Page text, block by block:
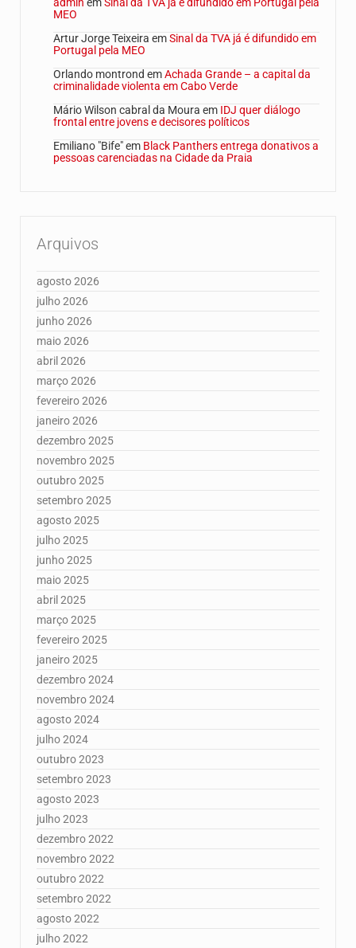
MEO
Artur Jorge Teixeira emSinal da TVA já é difundido em
Portugal pela MEO
Orlando montrond emAchada Grande – a capital da
criminalidade violenta em Cabo Verde
Mário Wilson cabral da Moura em IDJ quer diálogo
frontal entre jovens e decisores políticos
Emiliano "Bife"em Black Panthers entrega donativos a
pessoas carenciadas na Cidade da Praia
Arquivos
agosto 2026
julho 2026
junho 2026
maio 2026
abril 2026
março 2026
fevereiro 2026
janeiro 2026
dezembro 2025
novembro 2025
outubro 2025
setembro 2025
agosto 2025
julho 2025
junho 2025
maio 2025
abril 2025
março 2025
fevereiro 2025
janeiro 2025
dezembro 2024
novembro 2024
agosto 2024
julho 2024
outubro 2023
setembro 2023
agosto 2023
julho 2023
dezembro 2022
novembro 2022
outubro 2022
setembro 2022
agosto 2022
julho 2022